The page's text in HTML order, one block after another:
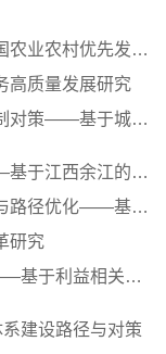
村优先发展的启示
高质量发展研究
——基于城乡共享...
西余江的改革观察
优化——基于南京...
研究
利益相关者理...
建设路径与对策